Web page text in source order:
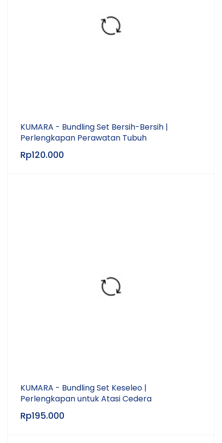
KUMARA - Bundling Set Bersih-Bersih |
Perlengkapan Perawatan Tubuh
Rp120.000
KUMARA - Bundling Set Keseleo |
Perlengkapan untuk Atasi Cedera
Rp195.000